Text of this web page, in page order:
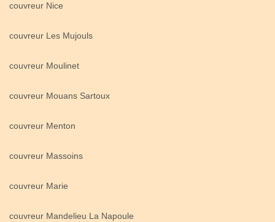
couvreur Nice
couvreur Les Mujouls
couvreur Moulinet
couvreur Mouans Sartoux
couvreur Menton
couvreur Massoins
couvreur Marie
couvreur Mandelieu La Napoule